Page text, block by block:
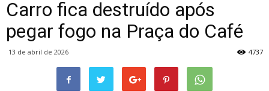
Carro fica destruído após
pegar fogo na Praça do Café
13 de abril de 2026 4737